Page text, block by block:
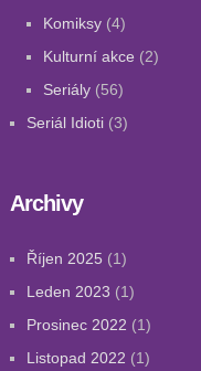
Komiksy(4)
Kulturní akce (2)
Seriály(56)
Seriál Idioti(3)
Archivy
Říjen 2025 (1)
Leden 2023 (1)
Prosinec 2022 (1)
Listopad 2022 (1)